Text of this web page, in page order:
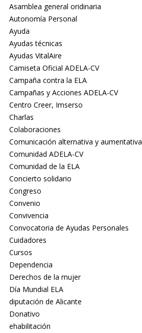
Asamblea general oridinaria
Autonomía Personal
Ayuda
Ayudas técnicas
Ayudas VitalAire
Camiseta Oficial ADELA-CV
Campaña contra la ELA
Campañas y Acciones ADELA-CV
Centro Creer, Imserso
Charlas
Colaboraciones
Comunicación alternativa y aumentativa
Comunidad ADELA-CV
Comunidad de la ELA
Concierto solidario
Congreso
Convenio
Convivencia
Convocatoria de Ayudas Personales
Cuidadores
Cursos
Dependencia
Derechos de la mujer
Día Mundial ELA
diputación de Alicante
Donativo
ehabilitación